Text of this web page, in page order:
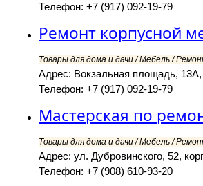
Телефон: +7 (917) 092-19-79
Ремонт корпусной
Товары для дома и дачи / Мебель /
Адрес: Вокзальная площадь,
Телефон: +7 (917) 092-19-79
Мастерская по
Товары для дома и дачи / Мебель /
Адрес: ул. Дубровинского, 52,
Телефон: +7 (908) 610-93-20